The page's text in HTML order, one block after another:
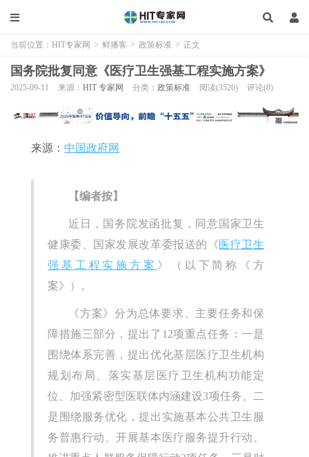
当前位置： HIT专家网 > 鲜播客 > 政策标准 > 正文
国务院批复同意《医疗卫生强基工程实施方案》
2025-09-11 来源： HIT 专家网 分类： 政策标准 阅读(3526) 评论(0)
来源： 中国政府网
【编者按】
近日，国务院发函批复，同意国家卫生
健康委、国家发展改革委报送的《 医疗卫生
强基工程实施方案 》（以下简称《方
案》）。
《方案》分为总体要求、主要任务和保
障措施三部分，提出了12项重点任务：一是
围绕体系完善，提出优化基层医疗卫生机构
规划布局、落实基层医疗卫生机构功能定
位、加强紧密型医联体内涵建设3项任务。二
是围绕服务优化，提出实施基本公共卫生服
务普惠行动、开展基本医疗服务提升行动、